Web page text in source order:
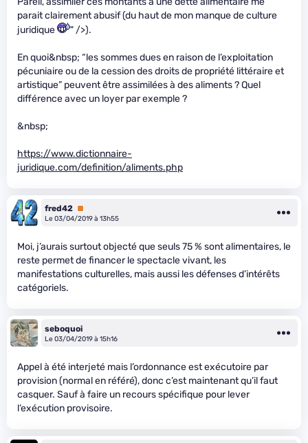
parait clairement abusif (du haut de mon manque de culture
juridique
" />).
En quoi&nbsp; “les sommes dues en raison de l’exploitation
pécuniaire ou de la cession des droits de propriété littéraire et
artistique” peuvent être assimilées à des aliments ? Quel
différence avec un loyer par exemple ?
&nbsp;
https://www.dictionnaire-
juridique.com/definition/aliments.php
fred42 Premium
Le 03/04/2019 à 13h55
Moi, j’aurais surtout objecté que seuls 75 % sont alimentaires, le
reste permet de financer le spectacle vivant, les
manifestations culturelles, mais aussi les défenses d’intérêts
catégoriels.
seboquoi
Le 03/04/2019 à 15h16
Appel à été interjeté mais l’ordonnance est exécutoire par
provision (normal en référé), donc c’est maintenant qu’il faut
casquer. Sauf à faire un recours spécifique pour lever
l’exécution provisoire.